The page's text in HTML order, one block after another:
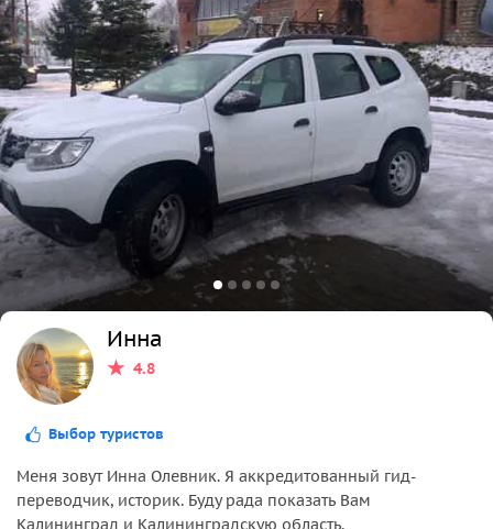
Инна
4.8
Выбор туристов
Меня зовут Инна Олевник. Я аккредитованный гид-
переводчик, историк. Буду рада показать Вам
Калининград и Калининградскую область.